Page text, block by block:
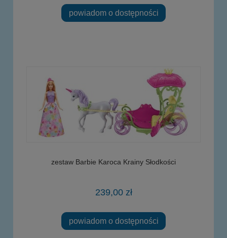
powiadom o dostępności
zestaw Barbie Karoca Krainy Słodkości
239,00 zł
powiadom o dostępności